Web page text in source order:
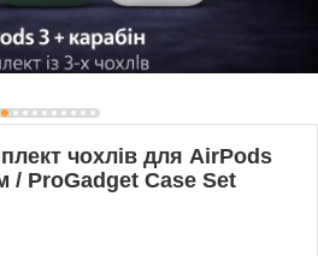
чохлів для AirPods
/ ProGadget Case Set